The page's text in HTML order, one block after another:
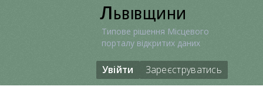
Львівщини
Типове рішення Місцевого
порталу відкритих даних
Увійти Зареєструватись